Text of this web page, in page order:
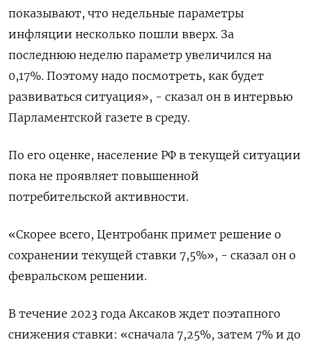
показывают, что недельные параметры
инфляции несколько пошли вверх. За
последнюю неделю параметр увеличился на
0,17%. Поэтому надо посмотреть, как будет
развиваться ситуация», - сказал он в интервью
Парламентской газете в среду.
По его оценке, население РФ в текущей ситуации
пока не проявляет повышенной
потребительской активности.
«Скорее всего, Центробанк примет решение о
сохранении текущей ставки 7,5%», - сказал он о
февральском решении.
В течение 2023 года Аксаков ждет поэтапного
снижения ставки: «сначала 7,25%, затем 7% и до